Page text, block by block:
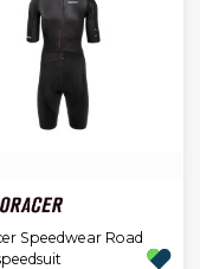
Speedwear Road